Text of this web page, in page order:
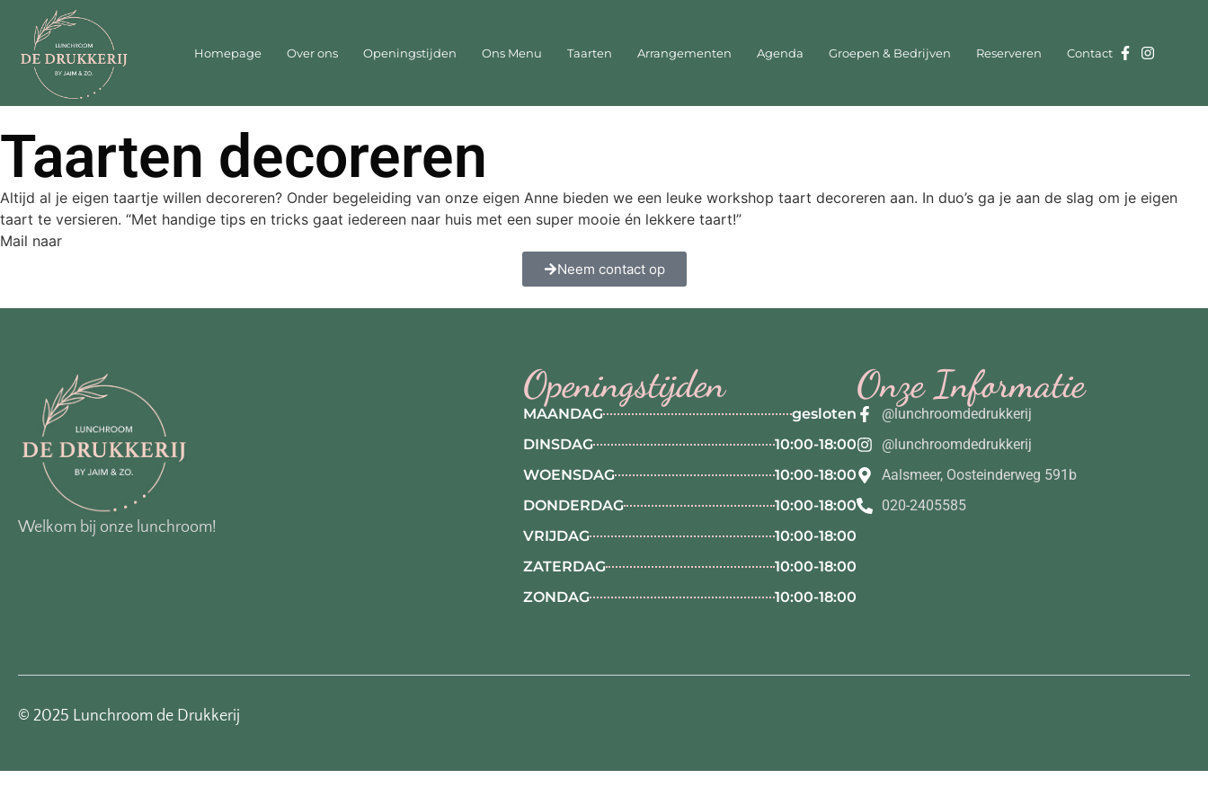
Homepage Over ons Openingstijden Ons Menu Taarten Arrangementen Agenda Groepen & Bedrijven Reserveren Contact
Taarten decoreren
Altijd al je eigen taartje willen decoreren? Onder begeleiding van onze eigen Anne bieden we een leuke workshop taart decoreren aan. In duo’s ga je aan de slag om je eigen
taart te versieren. “Met handige tips en tricks gaat iedereen naar huis met een super mooie én lekkere taart!”
Mail naar
Neem contact op
Welkom bij onze lunchroom!
Openingstijden
MAANDAG
gesloten
DINSDAG
10:00-18:00
WOENSDAG
10:00-18:00
DONDERDAG
10:00-18:00
VRIJDAG
10:00-18:00
ZATERDAG
10:00-18:00
ZONDAG
10:00-18:00
Onze Informatie
@lunchroomdedrukkerij
@lunchroomdedrukkerij
Aalsmeer, Oosteinderweg 591b
020-2405585
© 2025 Lunchroom de Drukkerij